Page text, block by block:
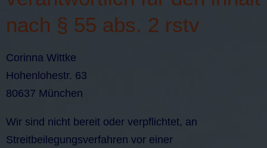
nach § 55 abs. 2 rstv
Corinna Wittke
Hohenlohestr. 63
80637 München
Wir sind nicht bereit oder verpflichtet, an
Streitbeilegungsverfahren vor einer